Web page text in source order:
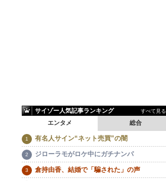
サイゾー人気記事ランキング すべて見る
エンタメ 総合
有名人サイン“ネット売買”の闇
ジローラモがロケ中にガチナンパ
倉持由香、結婚で「騙された」の声